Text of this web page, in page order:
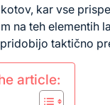
kar vse
na teh elementih
taktično
article: